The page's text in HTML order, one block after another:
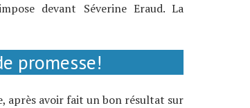
devant Séverine Eraud. La
promesse!
après avoir fait un bon résultat sur